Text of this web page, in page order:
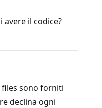
avere il codice?
files sono forniti
declina ogni